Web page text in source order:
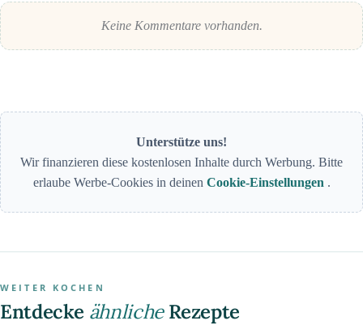
Keine Kommentare vorhanden.
Unterstütze uns!
Wir finanzieren diese kostenlosen Inhalte durch Werbung. Bitte
erlaube Werbe-Cookies in deinen Cookie-Einstellungen .
WEITER KOCHEN
Entdecke ähnlicheRezepte